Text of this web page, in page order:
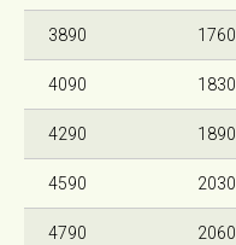
3890 1760
4090 1830
4290 1890
4590 2030
4790 2060